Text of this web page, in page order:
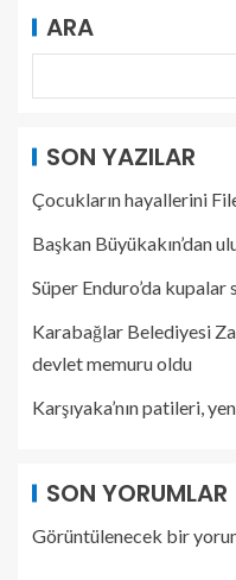
ARA
SON YAZILAR
Çocukların hayallerini
Başkan Büyükakın’dan
Süper Enduro’da
Karabağlar Belediyesi
devlet memuru oldu
Karşıyaka’nın patileri,
SON YORUMLAR
Görüntülenecek bir